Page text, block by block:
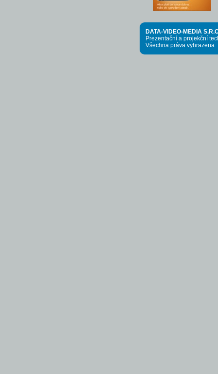
DATA-VIDEO-MEDIA
Prezentační a projekční
Všechna práva vyhrazena